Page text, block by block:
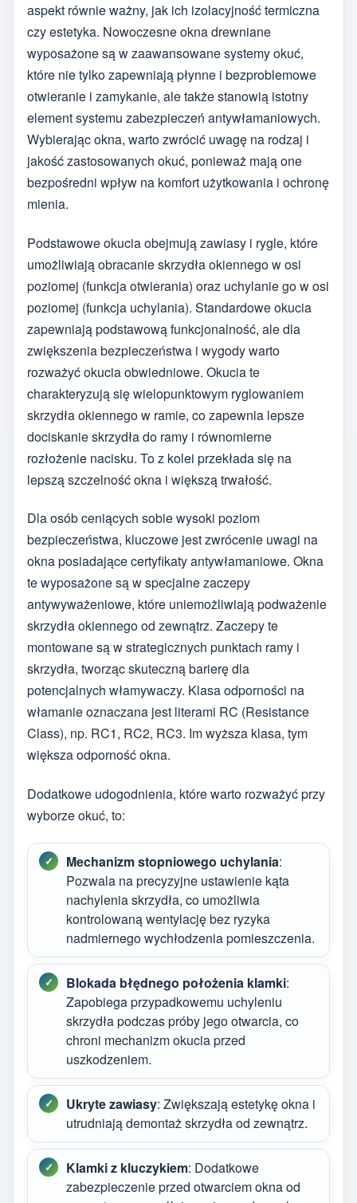
aspekt równie ważny, jak ich izolacyjność termiczna
czy estetyka. Nowoczesne okna drewniane
wyposażone są w zaawansowane systemy okuć,
które nie tylko zapewniają płynne i bezproblemowe
otwieranie i zamykanie, ale także stanowią istotny
element systemu zabezpieczeń antywłamaniowych.
Wybierając okna, warto zwrócić uwagę na rodzaj i
jakość zastosowanych okuć, ponieważ mają one
bezpośredni wpływ na komfort użytkowania i ochronę
mienia.
Podstawowe okucia obejmują zawiasy i rygle, które
umożliwiają obracanie skrzydła okiennego w osi
poziomej (funkcja otwierania) oraz uchylanie go w osi
poziomej (funkcja uchylania). Standardowe okucia
zapewniają podstawową funkcjonalność, ale dla
zwiększenia bezpieczeństwa i wygody warto
rozważyć okucia obwiedniowe. Okucia te
charakteryzują się wielopunktowym ryglowaniem
skrzydła okiennego w ramie, co zapewnia lepsze
dociskanie skrzydła do ramy i równomierne
rozłożenie nacisku. To z kolei przekłada się na
lepszą szczelność okna i większą trwałość.
Dla osób ceniących sobie wysoki poziom
bezpieczeństwa, kluczowe jest zwrócenie uwagi na
okna posiadające certyfikaty antywłamaniowe. Okna
te wyposażone są w specjalne zaczepy
antywyważeniowe, które uniemożliwiają podważenie
skrzydła okiennego od zewnątrz. Zaczepy te
montowane są w strategicznych punktach ramy i
skrzydła, tworząc skuteczną barierę dla
potencjalnych włamywaczy. Klasa odporności na
włamanie oznaczana jest literami RC (Resistance
Class), np. RC1, RC2, RC3. Im wyższa klasa, tym
większa odporność okna.
Dodatkowe udogodnienia, które warto rozważyć przy
wyborze okuć, to:
Mechanizm stopniowego uchylania:
Pozwala na precyzyjne ustawienie kąta
nachylenia skrzydła, co umożliwia
kontrolowaną wentylację bez ryzyka
nadmiernego wychłodzenia pomieszczenia.
Blokada błędnego położenia klamki:
Zapobiega przypadkowemu uchyleniu
skrzydła podczas próby jego otwarcia, co
chroni mechanizm okucia przed
uszkodzeniem.
Ukryte zawiasy: Zwiększają estetykę okna i
utrudniają demontaż skrzydła od zewnątrz.
Klamki z kluczykiem: Dodatkowe
zabezpieczenie przed otwarciem okna od